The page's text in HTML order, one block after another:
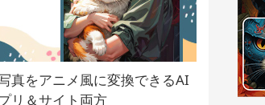
真をアニメ風に変換できるAI
リ＆サイト両方